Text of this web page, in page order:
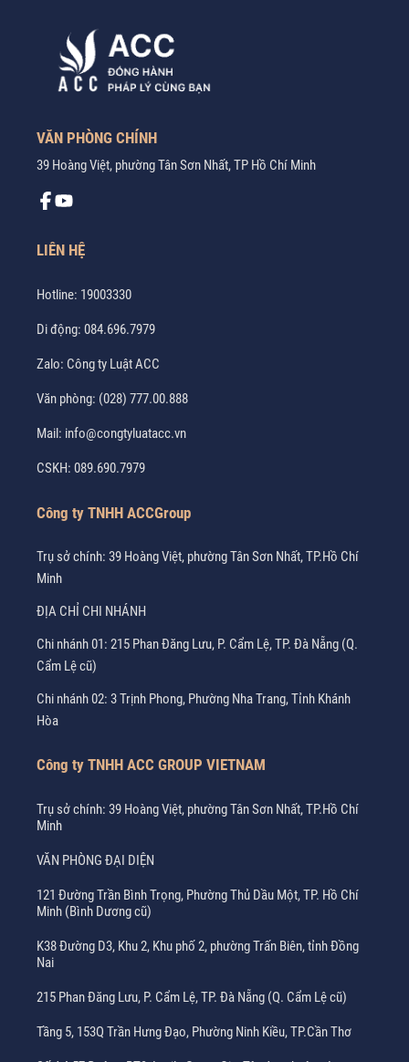
VĂN PHÒNG CHÍNH
39 Hoàng Việt, phường Tân Sơn Nhất, TP Hồ Chí Minh
LIÊN HỆ
Hotline: 19003330
Di động: 084.696.7979
Zalo: Công ty Luật ACC
Văn phòng: (028) 777.00.888
Mail: info@congtyluatacc.vn
CSKH: 089.690.7979
Công ty TNHH ACCGroup
Trụ sở chính: 39 Hoàng Việt, phường Tân Sơn Nhất, TP.Hồ Chí
Minh
ĐỊA CHỈ CHI NHÁNH
Chi nhánh 01: 215 Phan Đăng Lưu, P. Cẩm Lệ, TP. Đà Nẵng (Q.
Cẩm Lệ cũ)
Chi nhánh 02: 3 Trịnh Phong, Phường Nha Trang, Tỉnh Khánh
Hòa
Công ty TNHH ACC GROUP VIETNAM
Trụ sở chính: 39 Hoàng Việt, phường Tân Sơn Nhất, TP.Hồ Chí
Minh
VĂN PHÒNG ĐẠI DIỆN
121 Đường Trần Bình Trọng, Phường Thủ Dầu Một, TP. Hồ Chí
Minh (Bình Dương cũ)
K38 Đường D3, Khu 2, Khu phố 2, phường Trấn Biên, tỉnh Đồng
Nai
215 Phan Đăng Lưu, P. Cẩm Lệ, TP. Đà Nẵng (Q. Cẩm Lệ cũ)
Tầng 5, 153Q Trần Hưng Đạo, Phường Ninh Kiều, TP.Cần Thơ